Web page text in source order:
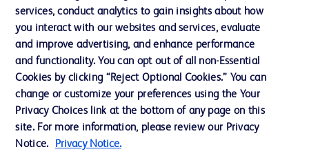
Etika a dodržování předpisů
Podpora
Kontaktujte nás
Předvolby souborů cookie
Soukromí
services, conduct analytics to gain insights about how
you interact with our websites and services, evaluate
and improve advertising, and enhance performance
and functionality. You can opt out of all non-Essential
Cookies by clicking “Reject Optional Cookies.” You can
change or customize your preferences using the Your
Privacy Choices link at the bottom of any page on this
site. For more information, please review our Privacy
Notice.
Privacy Notice.